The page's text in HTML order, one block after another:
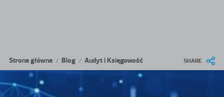
Ścieżka nawigacyjna
Strona główna / Blog / Audyt i Księgowość SHARE